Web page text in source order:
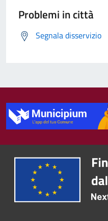
Problemi in città
Segnala disservizio